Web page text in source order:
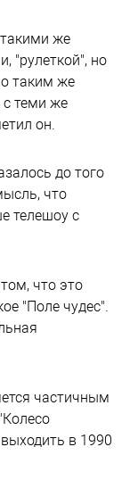
же
"рулеткой", но
таким же
теми же
он.
до того
что
телешоу с
что это
"Поле чудес".
частичным
в 1990